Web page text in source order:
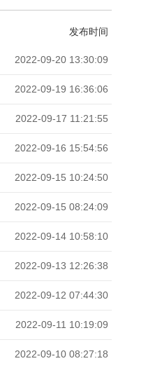
发布时间
2022-09-20 13:30:09
2022-09-19 16:36:06
2022-09-17 11:21:55
2022-09-16 15:54:56
2022-09-15 10:24:50
2022-09-15 08:24:09
2022-09-14 10:58:10
2022-09-13 12:26:38
2022-09-12 07:44:30
2022-09-11 10:19:09
2022-09-10 08:27:18